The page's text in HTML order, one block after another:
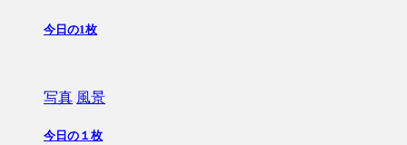
今日の1枚
写真 風景
今日の１枚